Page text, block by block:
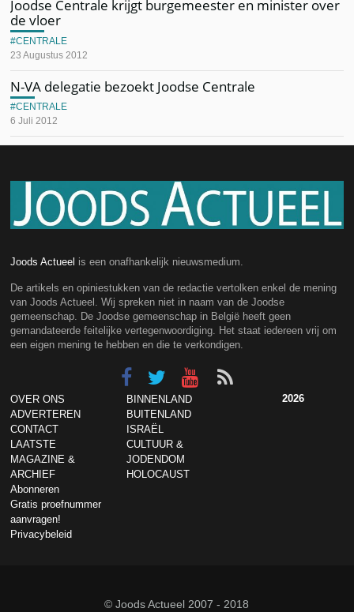
Joodse Centrale krijgt burgemeester en minister over
de vloer
23 Augustus 2012
CENTRALE
N-VA delegatie bezoekt Joodse Centrale
6 Juli 2012
CENTRALE
Joods Actueel is een onafhankelijk nieuwsmedium.
De artikels en opiniestukken van de redactie vertolken enkel de mening
van Joods Actueel. Wij spreken niet in naam van de Joodse
gemeenschap. De Joodse gemeenschap in België heeft geen
gemandateerde feitelijke vertegenwoordiging. Het staat iedereen vrij om
een eigen mening te hebben en die te verkondigen.
OVER ONS
ADVERTEREN
CONTACT
LAATSTE
MAGAZINE &
ARCHIEF
Abonneren
Gratis proefnummer
aanvragen!
Privacybeleid
BINNENLAND
BUITENLAND
ISRAËL
CULTUUR &
JODENDOM
HOLOCAUST
2026
© Joods Actueel 2007 - 2018